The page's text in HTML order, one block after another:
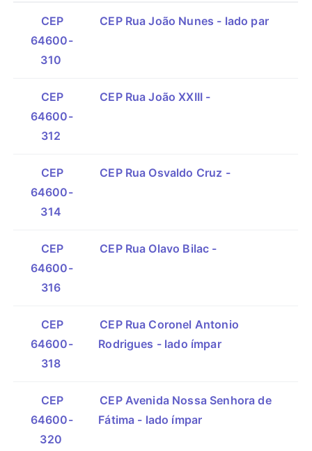
CEP
64600-
310
CEP Rua João Nunes - lado par
CEP
64600-
312
CEP Rua João XXIII -
CEP
64600-
314
CEP Rua Osvaldo Cruz -
CEP
64600-
316
CEP Rua Olavo Bilac -
CEP
64600-
318
CEP Rua Coronel Antonio
Rodrigues - lado ímpar
CEP
64600-
320
CEP Avenida Nossa Senhora de
Fátima - lado ímpar